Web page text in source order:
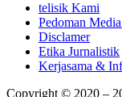
telisik Kami
Pedoman
Disclamer
Etika Jurnalistik
Kerjasama &
Copyright © 2020 –